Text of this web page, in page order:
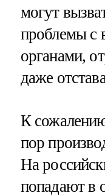
могут
проблемы с
органами,
даже
К
пор
На
попадают в